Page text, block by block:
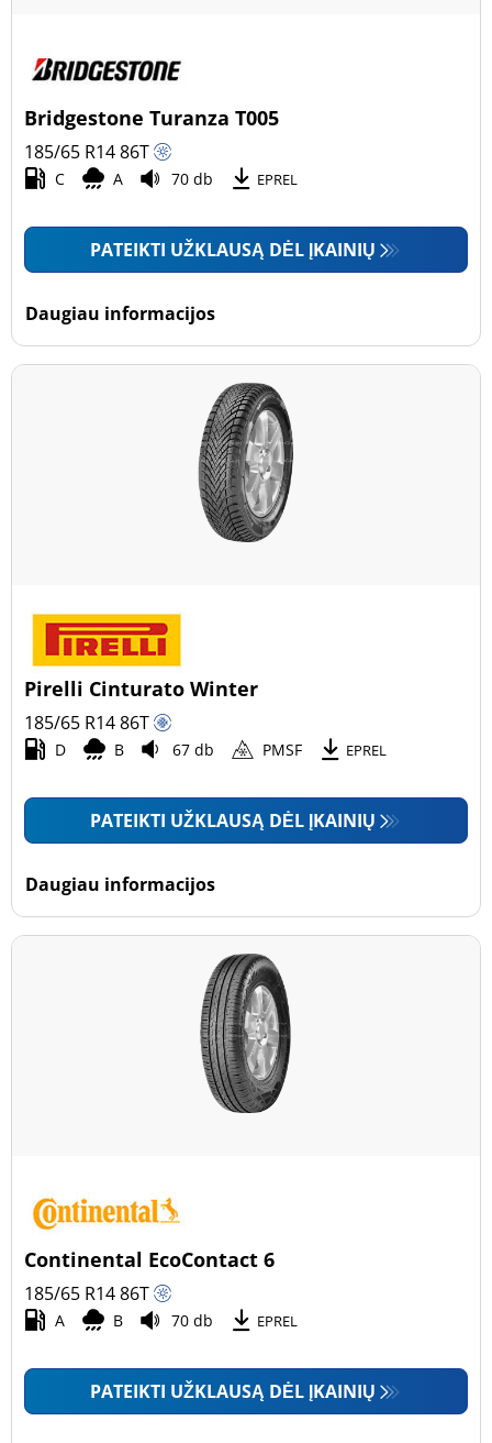
Bridgestone Turanza T005
185/65 R1486T
C A 70 db EPREL
PATEIKTI UŽKLAUSĄ DĖL ĮKAINIŲ
Daugiau informacijos
Pirelli Cinturato Winter
185/65 R1486T
D B 67 db PMSF EPREL
PATEIKTI UŽKLAUSĄ DĖL ĮKAINIŲ
Daugiau informacijos
Continental EcoContact 6
185/65 R1486T
A B 70 db EPREL
PATEIKTI UŽKLAUSĄ DĖL ĮKAINIŲ